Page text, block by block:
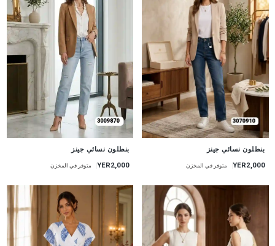
جديد
بنطلون نسائي جينز
YER2,000 متوفر في المخزن
بنطلون نسائي جينز
YER2,000 متوفر في المخزن